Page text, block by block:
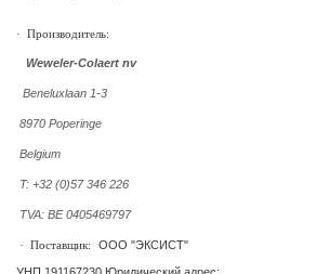
· Производитель:
Weweler-Colaert nv
Beneluxlaan 1-3
8970 Poperinge
Belgium
T: +32 (0)57 346 226
TVA: BE 0405469797
· Поставщик: ООО "ЭКСИСТ"